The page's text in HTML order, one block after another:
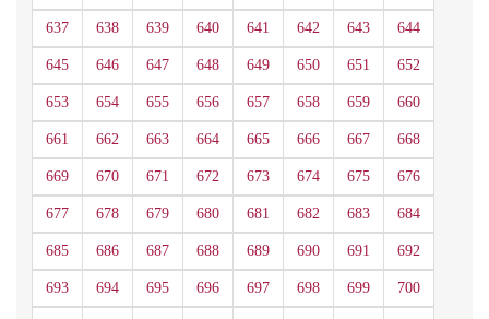
637 638 639 640 641 642 643 644
645 646 647 648 649 650 651 652
653 654 655 656 657 658 659 660
661 662 663 664 665 666 667 668
669 670 671 672 673 674 675 676
677 678 679 680 681 682 683 684
685 686 687 688 689 690 691 692
693 694 695 696 697 698 699 700